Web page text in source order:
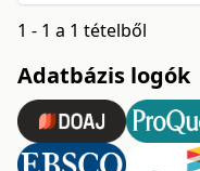
1 - 1 a 1 tételből
Adatbázis logók